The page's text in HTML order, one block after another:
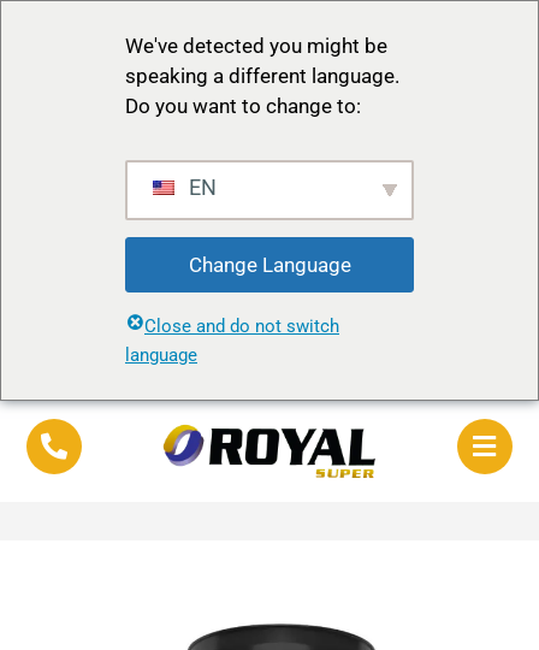
We've detected you might be
speaking a different language.
Do you want to change to:
EN
Change Language
Close and do not switch
language